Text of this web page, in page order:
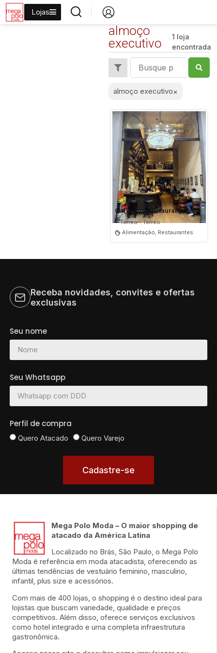
Lojas
almoço
executivo
1 loja
encontrada
almoço executivo×
Carlinhos Restaurante
Térreo - Térreo
Alimentação, Restaurantes
Receba novidades, convites e ofertas
exclusivas
Seu nome
Seu Whatsapp
Perfil de compra
Quero Atacado Quero Varejo
Cadastre-se
Mega Polo Moda – O maior shopping de
atacado da América Latina
Localizado no Brás, São Paulo, o Mega Polo
Moda é referência em moda atacadista, oferecendo as
últimas tendências de vestuário feminino, masculino,
infantil, plus size e acessórios.
Com mais de 400 lojas, o shopping é o destino ideal para
lojistas que buscam variedade, qualidade e preços
competitivos. Além disso, oferece serviços exclusivos
como hotel integrado e uma completa infraestrutura
gastronômica.